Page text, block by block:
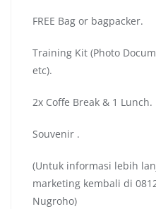
FREE Bag or bagpacker.
Training Kit (Photo
etc).
2x Coffe Break & 1 Lunch.
Souvenir .
(Untuk informasi lebih
marketing kembali di
Nugroho)